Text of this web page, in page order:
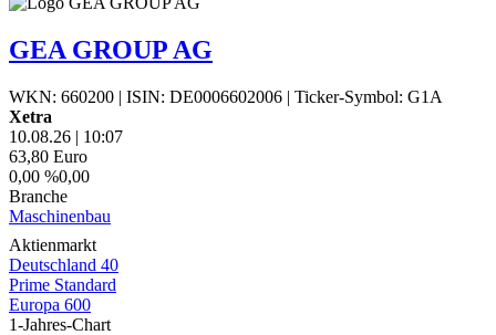
GEA GROUP AG
WKN: 660200 | ISIN: DE0006602006 | Ticker-Symbol: G1A
Xetra
10.08.26 | 10:07
63,80 Euro
0,00 %0,00
Branche
Maschinenbau
Aktienmarkt
Deutschland 40
Prime Standard
Europa 600
1-Jahres-Chart